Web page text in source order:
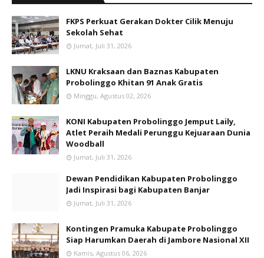
FKPS Perkuat Gerakan Dokter Cilik Menuju
Sekolah Sehat
Jumat, Juli 31, 2026
LKNU Kraksaan dan Baznas Kabupaten
Probolinggo Khitan 91 Anak Gratis
Minggu, Agustus 02, 2026
KONI Kabupaten Probolinggo Jemput Laily,
Atlet Peraih Medali Perunggu Kejuaraan Dunia
Woodball
Jumat, Juli 31, 2026
Dewan Pendidikan Kabupaten Probolinggo
Jadi Inspirasi bagi Kabupaten Banjar
Jumat, Juli 31, 2026
Kontingen Pramuka Kabupate Probolinggo
Siap Harumkan Daerah di Jambore Nasional XII
Kamis, Agustus 06, 2026